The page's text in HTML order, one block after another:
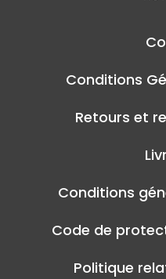
Conditions
Retours et
Conditions
Code de
Politique